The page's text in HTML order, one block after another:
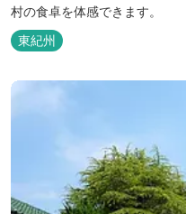
村の食卓を体感できます。
東紀州